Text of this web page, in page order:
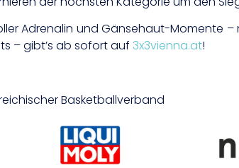
Adrenalin und Gänsehaut-Momente
– gibt’s ab sofort auf 3x3vienna.at!
Basketballverband